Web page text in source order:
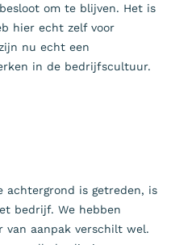
om te blijven. Het is
hier echt zelf voor
nu echt een
in de bedrijfscultuur.
achtergrond is getreden, is
bedrijf. We hebben
van aanpak verschilt wel.